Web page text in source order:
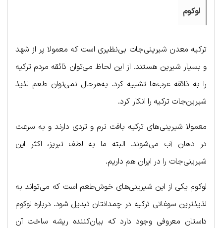
لوکوم
ترکیه معدن شیرینی‌جات بی‌نظیری است که معمولا پر از شهد
و بسیار شیرین هستند. از این لحاظ می‌توان ذائقه مردم ترکیه
را به ذائقه عرب‌ها تشبیه کرد. به‌هرحال نمی‌توان طعم لذیذ
شیرین‌جات ترکیه را انکار کرد.
معمولا شیرینی‌های ترکیه بافت نرم و تردی دارند و به سرعت
در دهان آب می‌شوند. البته ما به لطف تبریز، اکثر این
شیرینی‌جات را در ایران هم داریم.
لوکوم یکی از این شیرینی‌های خوش‌طعم است که می‌تواند به
لذیذترین سوغاتی ترکیه در چمدانتان تبدیل شود. درباره لوکوم
داستان معروفی وجود دارد که بیان‌کننده ریشه ساخت آن